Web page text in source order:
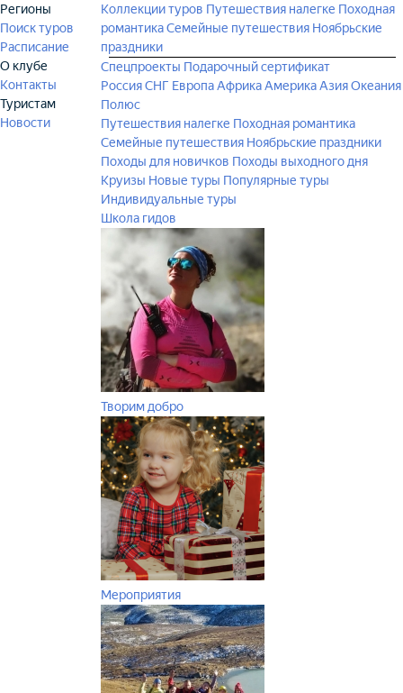
Регионы
Поиск туров
Расписание
О клубе
Контакты
Туристам
Новости
Коллекции туров Путешествия налегке Походная
романтикаСемейные путешествия Ноябрьские
праздники
Спецпроекты Подарочный сертификат
РоссияСНГ ЕвропаАфрикаАмерикаАзияОкеания
Полюс
Путешествия налегке Походная романтика
Семейные путешествия Ноябрьские праздники
Походы для новичков Походы выходного дня
Круизы Новые туры Популярные туры
Индивидуальные туры
Школа гидов
Творим добро
Мероприятия